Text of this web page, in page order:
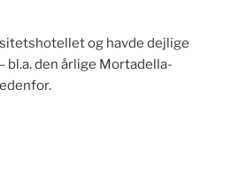
og havde dejlige
bl.a. den årlige Mortadella-